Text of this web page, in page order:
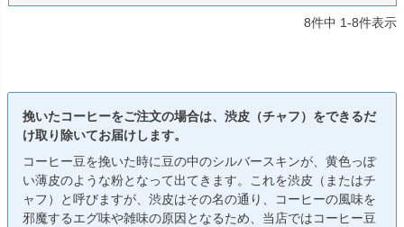
8件中 1-8件表示
挽いたコーヒーをご注文の場合は、渋皮（チャフ）をできるだ
け取り除いてお届けします。
コーヒー豆を挽いた時に豆の中のシルバースキンが、黄色っぽ
い薄皮のような粉となって出てきます。これを渋皮（またはチ
ャフ）と呼びますが、渋皮はその名の通り、コーヒーの風味を
邪魔するエグ味や雑味の原因となるため、当店ではコーヒー豆